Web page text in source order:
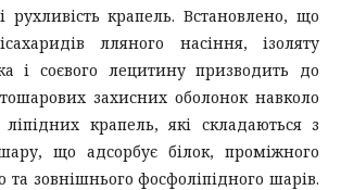
рухливість крапель. Встановлено, що
лляного насіння, ізоляту
і соєвого лецитину призводить до
захисних оболонок навколо
ліпідних крапель, які складаються з
що адсорбує білок, проміжного
та зовнішнього фосфоліпідного шарів.